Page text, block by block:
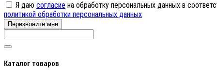
Я даю согласие на обработку персональных данных в
политикой обработки персональных данных
Перезвоните мне
Каталог товаров